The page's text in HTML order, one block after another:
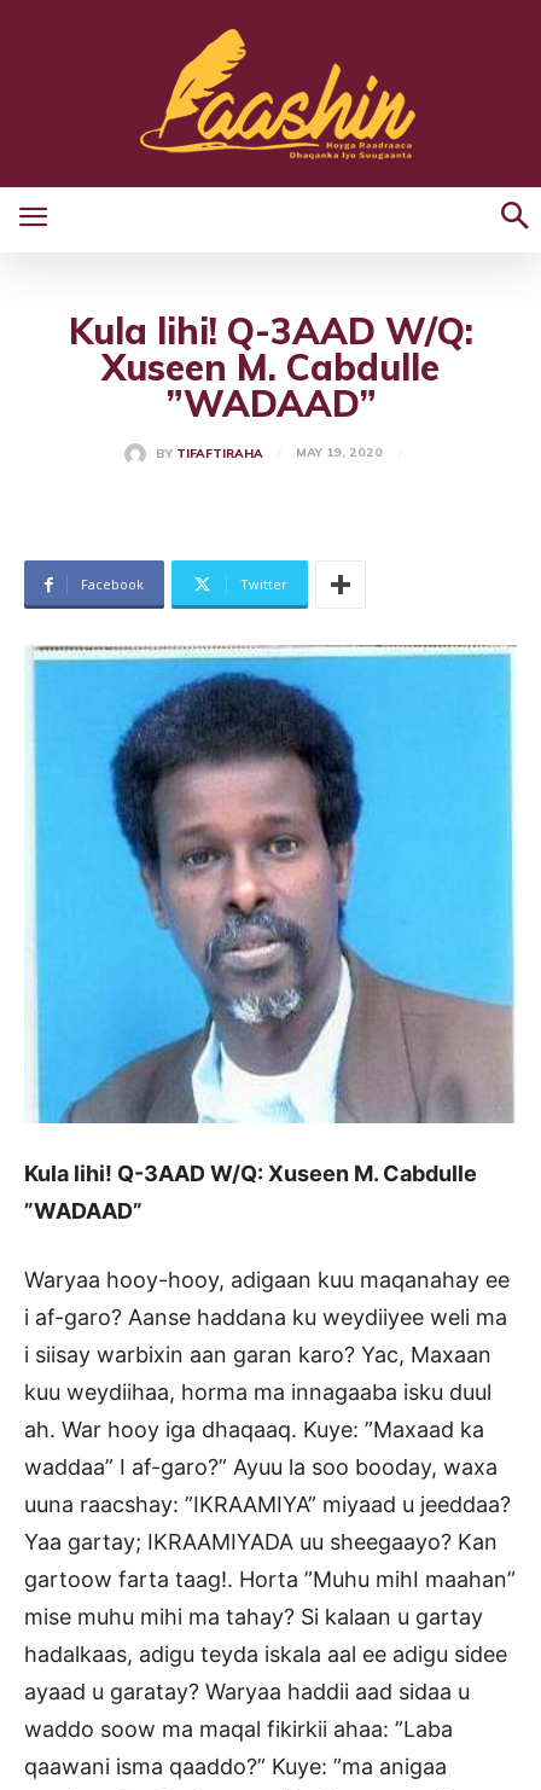
Kula lihi! Q-3AAD W/Q:
Xuseen M. Cabdulle
”WADAAD”
BY TIFAFTIRAHA MAY 19, 2020
Facebook Twitter
Kula lihi! Q-3AAD W/Q: Xuseen M. Cabdulle
”WADAAD”
Waryaa hooy-hooy, adigaan kuu maqanahay ee
i af-garo? Aanse haddana ku weydiiyee weli ma
i siisay warbixin aan garan karo? Yac, Maxaan
kuu weydiihaa, horma ma innagaaba isku duul
ah. War hooy iga dhaqaaq. Kuye: ”Maxaad ka
waddaa” I af-garo?” Ayuu la soo booday, waxa
uuna raacshay: ”IKRAAMIYA” miyaad u jeeddaa?
Yaa gartay; IKRAAMIYADA uu sheegaayo? Kan
gartoow farta taag!. Horta ”Muhu mihI maahan”
mise muhu mihi ma tahay? Si kalaan u gartay
hadalkaas, adigu teyda iskala aal ee adigu sidee
ayaad u garatay? Waryaa haddii aad sidaa u
waddo soow ma maqal fikirkii ahaa: ”Laba
qaawani isma qaaddo?” Kuye: ”ma anigaa